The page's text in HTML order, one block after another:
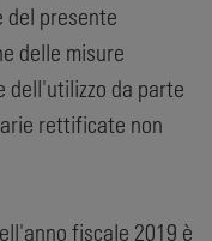
del presente
delle misure
dell'utilizzo da parte
rettificate non
fiscale 2019 è